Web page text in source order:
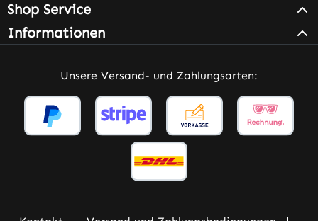
Shop Service
Informationen
Unsere Versand- und Zahlungsarten: